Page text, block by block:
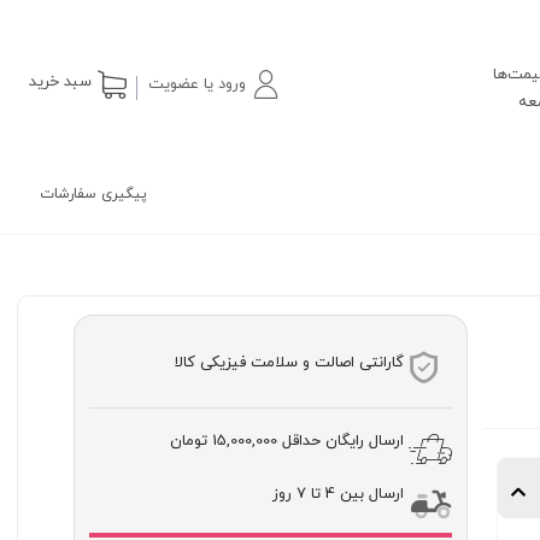
ورود یا عضویت سبد خرید
پیگیری سفارشات
گارانتی اصالت و سلامت فیزیکی کالا
ارسال رایگان حداقل 15,000,000 تومان
ارسال بین 4 تا 7 روز